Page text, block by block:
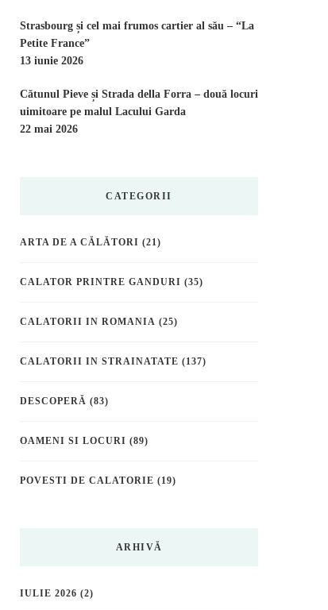
Strasbourg și cel mai frumos cartier al său – “La
Petite France”
13 iunie 2026
Cătunul Pieve și Strada della Forra – două locuri
uimitoare pe malul Lacului Garda
22 mai 2026
CATEGORII
ARTA DE A CĂLĂTORI (21)
CALATOR PRINTRE GANDURI (35)
CALATORII IN ROMANIA (25)
CALATORII IN STRAINATATE (137)
DESCOPERĂ (83)
OAMENI SI LOCURI (89)
POVESTI DE CALATORIE (19)
ARHIVĂ
IULIE 2026 (2)